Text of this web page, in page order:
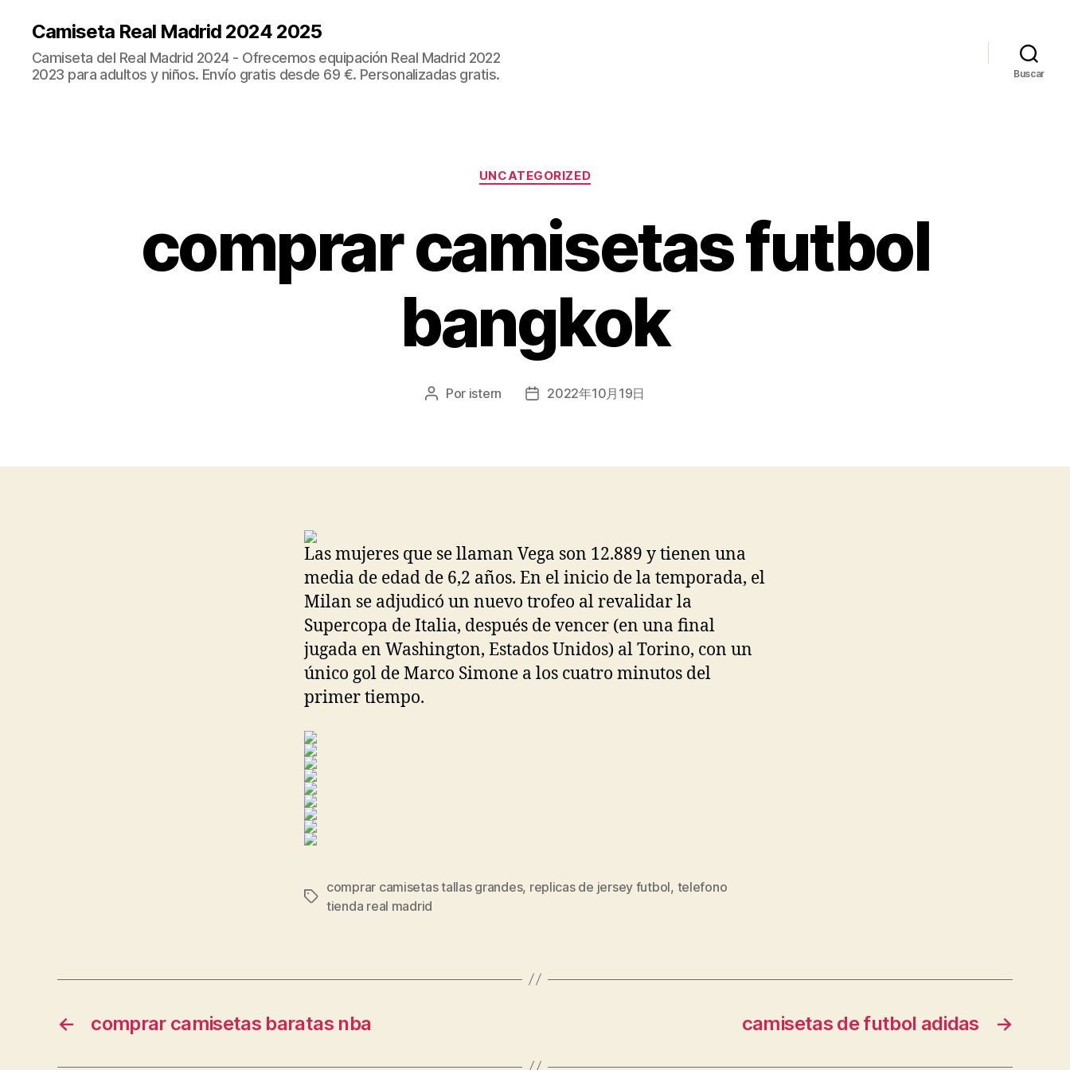
Camiseta Real Madrid 2024 2025
Camiseta del Real Madrid 2024 - Ofrecemos equipación Real Madrid 2022
2023 para adultos y niños. Envío gratis desde 69 €. Personalizadas gratis.
Buscar
Categorías
UNCATEGORIZED
comprar camisetas futbol
bangkok
Autor
Por istern
Fecha2022年10月19日
Las mujeres que se llaman Vega son 12.889 y tienen una
media de edad de 6,2 años. En el inicio de la temporada, el
Milan se adjudicó un nuevo trofeo al revalidar la
Supercopa de Italia, después de vencer (en una final
jugada en Washington, Estados Unidos) al Torino, con un
único gol de Marco Simone a los cuatro minutos del
primer tiempo.
Etiquetas
comprar camisetas tallas grandes, replicas de jersey futbol, telefono
tienda real madrid
← comprar camisetas baratas nba →
camisetas de futbol adidas